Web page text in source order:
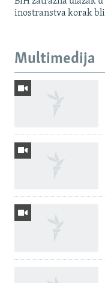
inostranstva korak
Multimedija